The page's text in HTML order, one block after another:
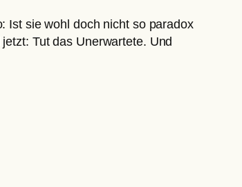
Ist sie wohl doch nicht so paradox
Tut das Unerwartete. Und